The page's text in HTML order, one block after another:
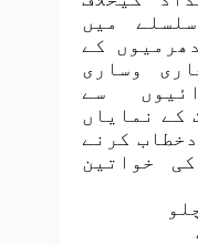
میں
کے
وساری
سے
کے نمایاں
کرنے
خواتین